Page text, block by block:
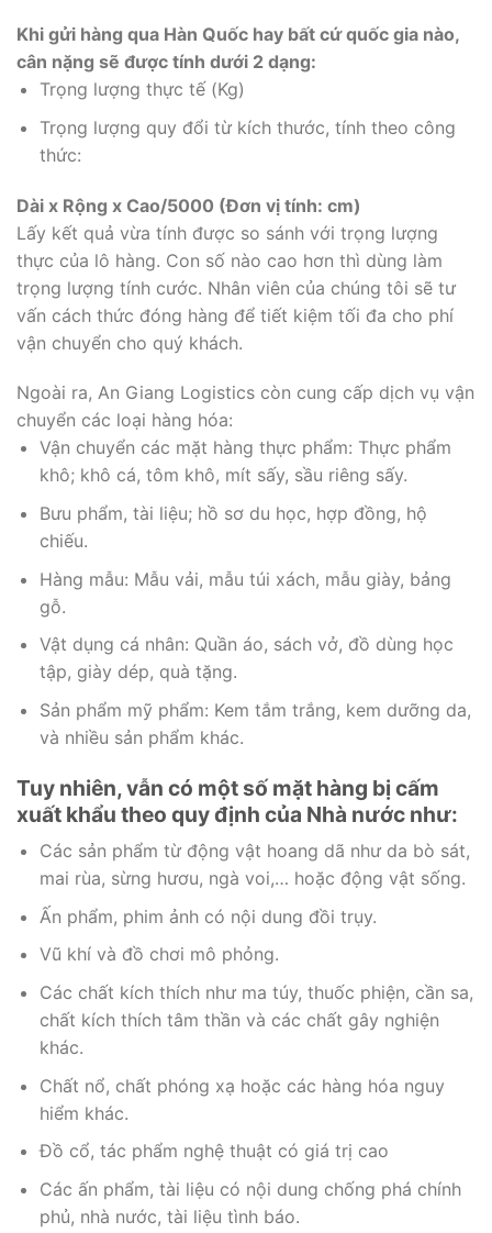
Khi gửi hàng qua Hàn Quốc hay bất cứ quốc gia nào,
cân nặng sẽ được tính dưới 2 dạng:
Trọng lượng thực tế (Kg)
Trọng lượng quy đổi từ kích thước, tính theo công
thức:
Dài x Rộng x Cao/5000 (Đơn vị tính: cm)
Lấy kết quả vừa tính được so sánh với trọng lượng
thực của lô hàng. Con số nào cao hơn thì dùng làm
trọng lượng tính cước. Nhân viên của chúng tôi sẽ tư
vấn cách thức đóng hàng để tiết kiệm tối đa cho phí
vận chuyển cho quý khách.
Ngoài ra, An Giang Logistics còn cung cấp dịch vụ vận
chuyển các loại hàng hóa:
Vận chuyển các mặt hàng thực phẩm: Thực phẩm
khô; khô cá, tôm khô, mít sấy, sầu riêng sấy.
Bưu phẩm, tài liệu; hồ sơ du học, hợp đồng, hộ
chiếu.
Hàng mẫu: Mẫu vải, mẫu túi xách, mẫu giày, bảng
gỗ.
Vật dụng cá nhân: Quần áo, sách vở, đồ dùng học
tập, giày dép, quà tặng.
Sản phẩm mỹ phẩm: Kem tắm trắng, kem dưỡng da,
và nhiều sản phẩm khác.
Tuy nhiên, vẫn có một số mặt hàng bị cấm
xuất khẩu theo quy định của Nhà nước như:
Các sản phẩm từ động vật hoang dã như da bò sát,
mai rùa, sừng hươu, ngà voi,… hoặc động vật sống.
Ấn phẩm, phim ảnh có nội dung đồi trụy.
Vũ khí và đồ chơi mô phỏng.
Các chất kích thích như ma túy, thuốc phiện, cần sa,
chất kích thích tâm thần và các chất gây nghiện
khác.
Chất nổ, chất phóng xạ hoặc các hàng hóa nguy
hiểm khác.
Đồ cổ, tác phẩm nghệ thuật có giá trị cao
Các ấn phẩm, tài liệu có nội dung chống phá chính
phủ, nhà nước, tài liệu tình báo.